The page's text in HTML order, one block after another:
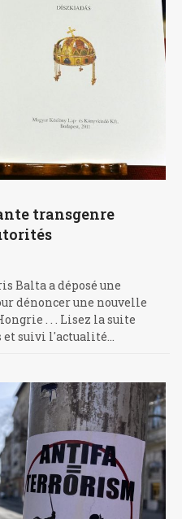
transgenre
Balta a déposé une
dénoncer une nouvelle
. . . Lisez la suite
et suivi l'actualité…